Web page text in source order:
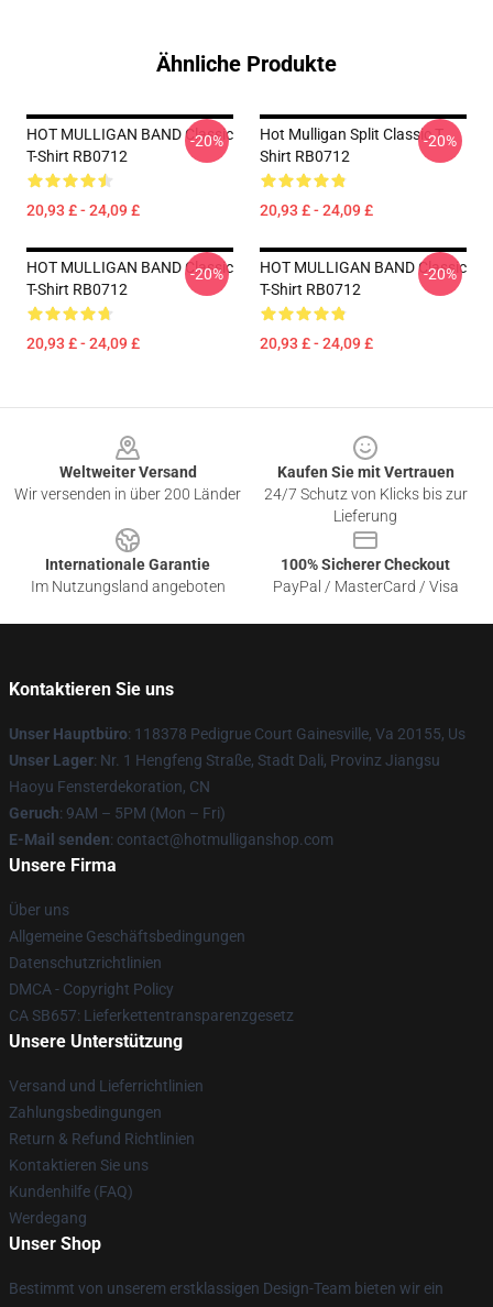
Ähnliche Produkte
HOT MULLIGAN BAND Classic
T-Shirt RB0712
20,93 £ - 24,09 £
-20%
Hot Mulligan Split Classic T
Shirt RB0712
20,93 £ - 24,09 £
-20%
HOT MULLIGAN BAND Classic
T-Shirt RB0712
20,93 £ - 24,09 £
-20%
HOT MULLIGAN BAND Classic
T-Shirt RB0712
20,93 £ - 24,09 £
-20%
Weltweiter Versand
Wir versenden in über 200 Länder
Kaufen Sie mit Vertrauen
24/7 Schutz von Klicks bis zur
Lieferung
Internationale Garantie
Im Nutzungsland angeboten
100% Sicherer Checkout
PayPal / MasterCard / Visa
Kontaktieren Sie uns
Unser Hauptbüro: 118378 Pedigrue Court Gainesville, Va 20155, Us
Unser Lager: Nr. 1 Hengfeng Straße, Stadt Dali, Provinz Jiangsu
Haoyu Fensterdekoration, CN
Geruch: 9AM – 5PM (Mon – Fri)
E-Mail senden: contact@hotmulliganshop.com
Unsere Firma
Über uns
Allgemeine Geschäftsbedingungen
Datenschutzrichtlinien
DMCA - Copyright Policy
CA SB657: Lieferkettentransparenzgesetz
Unsere Unterstützung
Versand und Lieferrichtlinien
Zahlungsbedingungen
Return & Refund Richtlinien
Kontaktieren Sie uns
Kundenhilfe (FAQ)
Werdegang
Unser Shop
Bestimmt von unserem erstklassigen Design-Team bieten wir ein